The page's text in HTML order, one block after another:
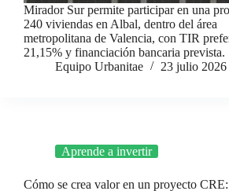
Mirador Sur permite participar en una
240 viviendas en Albal, dentro del área
metropolitana de Valencia, con TIR
21,15% y financiación bancaria prevista.
Equipo Urbanitae
23 julio 2026
Aprende a invertir
Cómo se crea valor en un proyecto